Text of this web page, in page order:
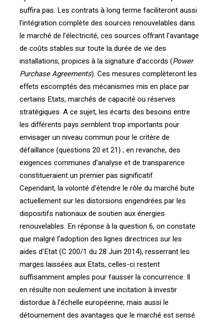
suffira pas. Les contrats à long terme faciliteront aussi
l’intégration complète des sources renouvelables dans
le marché de l’électricité, ces sources offrant l’avantage
de coûts stables sur toute la durée de vie des
installations, propices à la signature d’accords (Power
Purchase Agreements). Ces mesures complèteront les
effets escomptés des mécanismes mis en place par
certains Etats, marchés de capacité ou réserves
stratégiques. A ce sujet, les écarts des besoins entre
les différents pays semblent trop importants pour
envisager un niveau commun pour le critère de
défaillance (questions 20 et 21) ; en revanche, des
exigences communes d’analyse et de transparence
constitueraient un premier pas significatif.
Cependant, la volonté d’étendre le rôle du marché bute
actuellement sur les distorsions engendrées par les
dispositifs nationaux de soutien aux énergies
renouvelables. En réponse à la question 6, on constate
que malgré l’adoption des lignes directrices sur les
aides d’Etat (C 200/1 du 28 Juin 2014), resserrant les
marges laissées aux Etats, celles-ci restent
suffisamment amples pour fausser la concurrence. Il
en résulte non seulement une incitation à investir
distordue à l’échelle européenne, mais aussi le
détournement des avantages que le marché est sensé